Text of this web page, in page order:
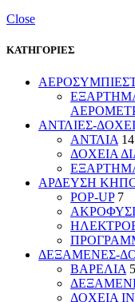
Close
ΚΑΤΗΓΟΡΙΕΣ
ΑΝΤΛΙΕΣ-
ΑΝΤΛΙΑ 14
ΔΟΧΕΙΑ
ΑΡΔΕΥΣΗ
POP-UP 7
ΔΕΞΑΜΕΝΕΣ-
ΒΑΡΕΛΙΑ 5
ΔΟΧΕΙΑ